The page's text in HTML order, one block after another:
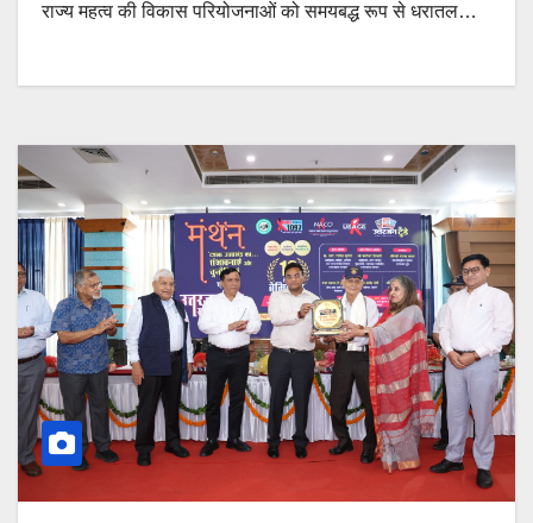
राज्य महत्व की विकास परियोजनाओं को समयबद्ध रूप से धरातल…